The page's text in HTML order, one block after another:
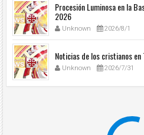
Procesión Luminosa en la
2026
Unknown 2026/8/1
Noticias de los cristianos
Unknown 2026/7/31